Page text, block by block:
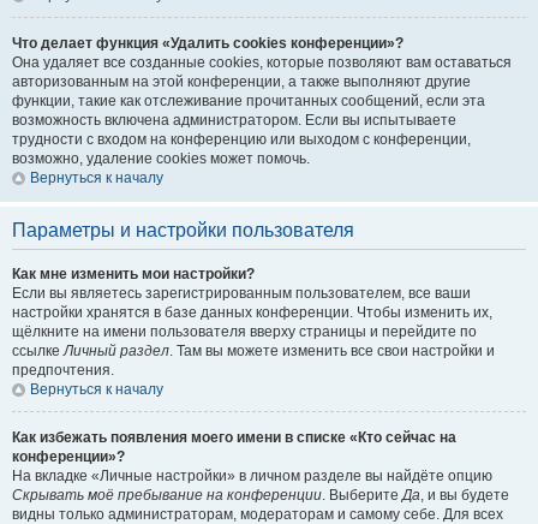
Что делает функция «Удалить cookies конференции»?
Она удаляет все созданные cookies, которые позволяют вам оставаться
авторизованным на этой конференции, а также выполняют другие
функции, такие как отслеживание прочитанных сообщений, если эта
возможность включена администратором. Если вы испытываете
трудности с входом на конференцию или выходом с конференции,
возможно, удаление cookies может помочь.
Вернуться к началу
Параметры и настройки пользователя
Как мне изменить мои настройки?
Если вы являетесь зарегистрированным пользователем, все ваши
настройки хранятся в базе данных конференции. Чтобы изменить их,
щёлкните на имени пользователя вверху страницы и перейдите по
ссылкеЛичный раздел. Там вы можете изменить все свои настройки и
предпочтения.
Вернуться к началу
Как избежать появления моего имени в списке «Кто сейчас на
конференции»?
На вкладке «Личные настройки» в личном разделе вы найдёте опцию
Скрывать моё пребывание на конференции. ВыберитеДа, и вы будете
видны только администраторам, модераторам и самому себе. Для всех